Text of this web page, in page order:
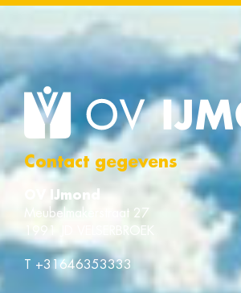
Contact gegevens
OV IJmond
Meubelmakerstraat 27
1991 JD VELSERBROEK
T +31646353333